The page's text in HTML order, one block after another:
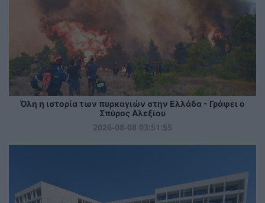
Όλη η ιστορία των πυρκαγιών στην Ελλάδα - Γράφει ο
Σπύρος Αλεξίου
2026-08-08 03:51:55